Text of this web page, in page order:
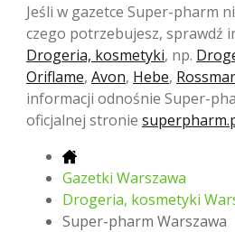
Jeśli w gazetce Super-pharm
czego potrzebujesz, sprawdź
Drogeria, kosmetyki, np.
Oriflame, Avon, Hebe,
informacji odnośnie Super-
oficjalnej stronie
Gazetki Warszawa
Drogeria, kosmetyki
Super-pharm Warszawa